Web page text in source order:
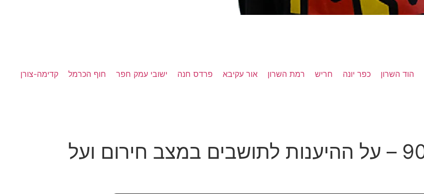
הוד השרון כפר יונה חריש רמת השרון אור עקיבא פרדס חנה ישובי עמק חפר חוף הכרמל קדימה-צורן
ראש עיריית רמת השרון ברדיו 90 – על ההיענות לתושבים במצב חירום ועל